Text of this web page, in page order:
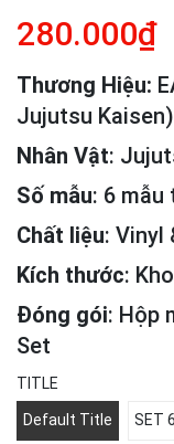
280.000₫
Thương Hiệu:
Jujutsu Kaisen)
Nhân Vật:
Số mẫu: 6 mẫu
Chất liệu: Vinyl
Kích thước:
Đóng gói: Hộp
Set
TITLE
Default Title SET